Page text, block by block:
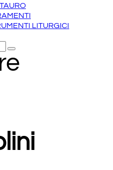
LITURGICI
Invia